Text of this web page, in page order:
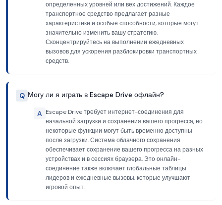
определенных уровней или вех достижений. Каждое
транспортное средство предлагает разные
характеристики и особые способности, которые могут
значительно изменить вашу стратегию.
Сконцентрируйтесь на выполнении ежедневных
вызовов для ускорения разблокировки транспортных
средств.
Q Могу ли я играть в Escape Drive офлайн?
A Escape Drive требует интернет-соединения для
начальной загрузки и сохранения вашего прогресса, но
некоторые функции могут быть временно доступны
после загрузки. Система облачного сохранения
обеспечивает сохранение вашего прогресса на разных
устройствах и в сессиях браузера. Это онлайн-
соединение также включает глобальные таблицы
лидеров и ежедневные вызовы, которые улучшают
игровой опыт.